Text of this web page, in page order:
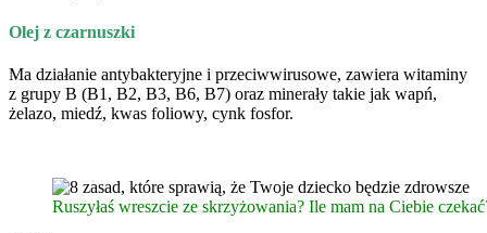
Olej z czarnuszki
Ma działanie antybakteryjne i przeciwwirusowe, zawiera witaminy
z grupy B (B1, B2, B3, B6, B7) oraz minerały takie jak wapń,
żelazo, miedź, kwas foliowy, cynk fosfor.
Ruszyłaś wreszcie ze skrzyżowania? Ile mam na Ciebie